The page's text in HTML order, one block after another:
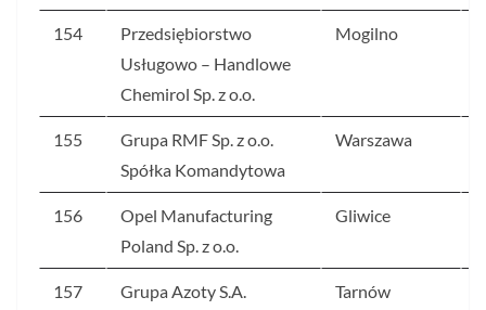
154
Przedsiębiorstwo
Usługowo – Handlowe
Chemirol Sp. z o.o.
Mogilno
155
Grupa RMF Sp. z o.o.
Spółka Komandytowa
Warszawa
156
Opel Manufacturing
Poland Sp. z o.o.
Gliwice
157 Grupa Azoty S.A. Tarnów